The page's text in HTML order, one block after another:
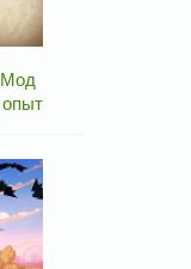
Мод
опыт